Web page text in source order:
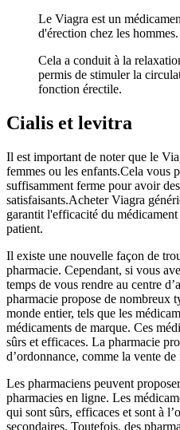
Le Viagra est un
d'érection chez les hommes.
Cela a conduit à la
permis de stimuler la
fonction érectile.
Cialis et levitra
Il est important de noter que le
femmes ou les enfants.Cela vous
suffisamment ferme pour avoir
satisfaisants.Acheter Viagra
garantit l'efficacité du
patient.
Il existe une nouvelle façon de
pharmacie. Cependant, si vous
temps de vous rendre au centre
pharmacie propose de nombreux
monde entier, tels que les
médicaments de marque. Ces
sûrs et efficaces. La pharmacie
d’ordonnance, comme la vente de
Les pharmaciens peuvent
pharmacies en ligne. Les
qui sont sûrs, efficaces et sont à
secondaires. Toutefois, des